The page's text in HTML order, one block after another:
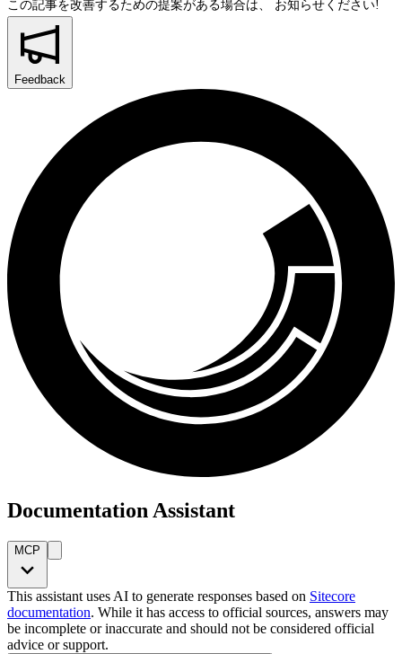
この記事を改善するための提案がある場合は、 お知らせください!
Feedback
Documentation Assistant
MCP
This assistant uses AI to generate responses based on Sitecore
documentation. While it has access to official sources, answers may
be incomplete or inaccurate and should not be considered official
advice or support.